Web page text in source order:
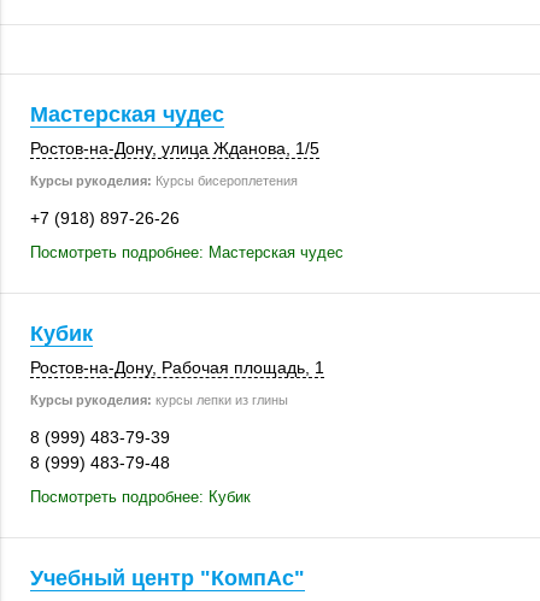
Мастерская чудес
Ростов-на-Дону, улица Жданова 1/5
Курсы рукоделия: Курсы бисероплетения
+7 (918) 897-26-26
Посмотреть подробнее: Мастерская чудес
Кубик
Ростов-на-Дону, Рабочая площадь, 1
Курсы рукоделия: курсы лепки из глины
8 (999) 483-79-39
8 (999) 483-79-48
Посмотреть подробнее: Кубик
Учебный центр "КомпАс"